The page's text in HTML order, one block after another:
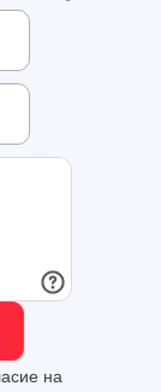
на